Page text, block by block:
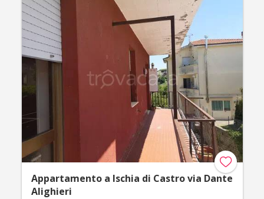
Appartamento a Ischia di Castro via Dante
Alighieri